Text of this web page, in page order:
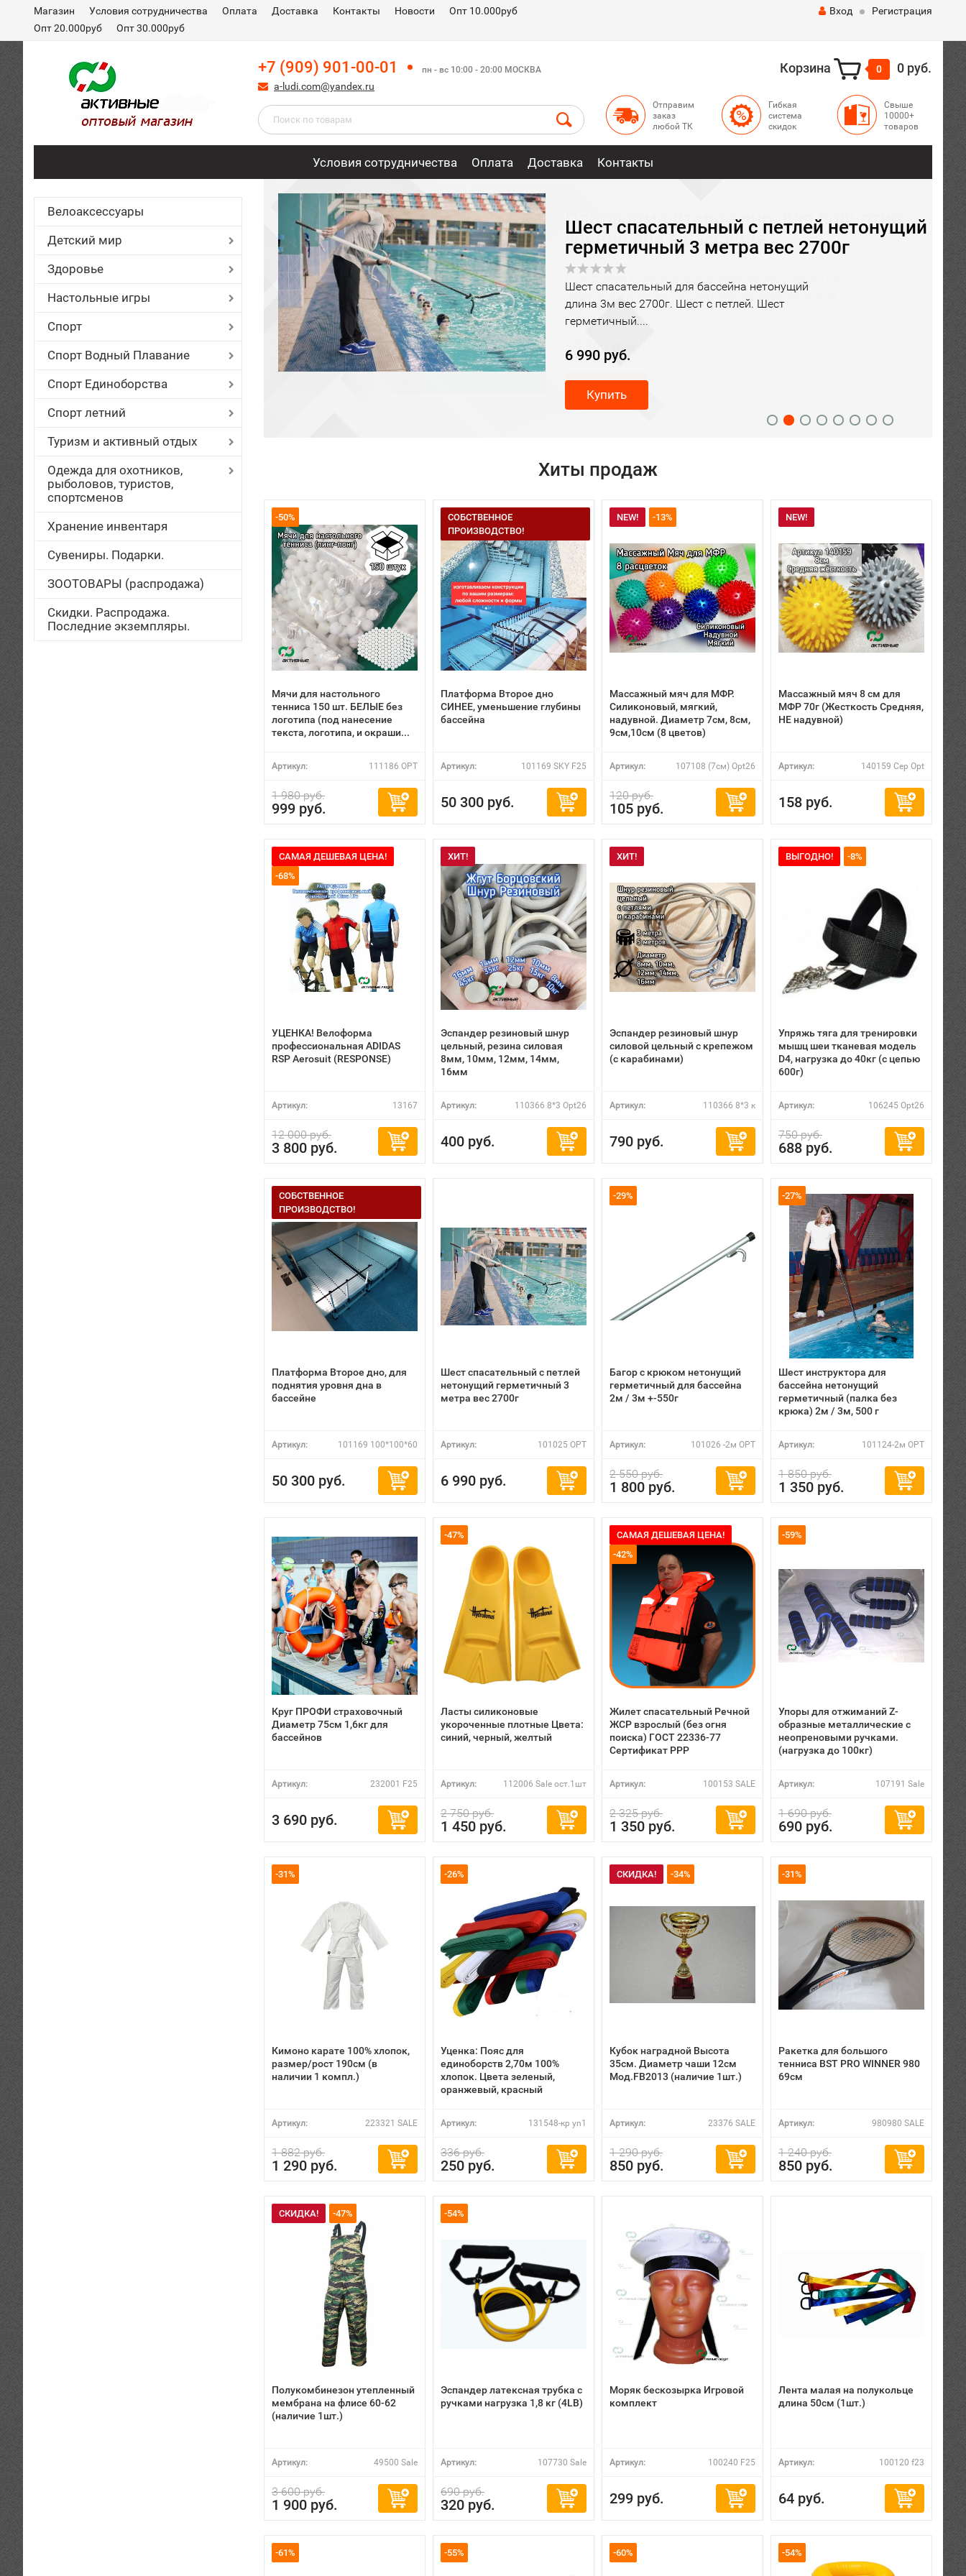
Магазин Условия сотрудничества Оплата Доставка Контакты Новости
Опт 10.000руб
Опт 20.000руб
Опт 30.000руб
Вход Регистрация
+7 (909) 901-00-01 пн - вс 10:00 - 20:00 МОСКВА
a-ludi.com@yandex.ru
Корзина 0 0 руб.
Отправим
заказ
любой ТК
Гибкая
система
скидок
Свыше
10000+
товаров
Условия сотрудничества Оплата Доставка Контакты
Велоаксессуары
Детский мир
Здоровье
Настольные игры
Спорт
Спорт Водный Плавание
Спорт Единоборства
Спорт летний
Туризм и активный отдых
Одежда для охотников,
рыболовов, туристов,
спортсменов
Хранение инвентаря
Сувениры. Подарки.
ЗООТОВАРЫ (распродажа)
Скидки. Распродажа.
Последние экземпляры.
3 метра вес 2700г
Шест с петлей. Шест
СОБСТВЕННОЕ ПРОИЗВОДСТВО!
Платформа Второе дно, для поднятия
уровня дна в бассейне
Платформа Второе дно, для безопасного поднятия
уровня дна в бассейне Платформа предназначена
для...
50 300 руб.
Хиты продаж
-50%
Мячи для настольного
тенниса 150 шт. БЕЛЫЕ без
логотипа (под нанесение
текста, логотипа, и окраши...
Артикул: 111186 OPT
1 980 руб.
999 руб.
СОБСТВЕННОЕ
ПРОИЗВОДСТВО!
Платформа Второе дно
СИНЕЕ, уменьшение глубины
бассейна
Артикул: 101169 SKY F25
50 300 руб.
NEW! -13%
Массажный мяч для МФР.
Силиконовый, мягкий,
надувной. Диаметр 7см, 8см,
9см,10см (8 цветов)
Артикул: 107108 (7см) Opt26
120 руб.
105 руб.
NEW!
Массажный мяч 8 см для
МФР 70г (Жесткость Средняя,
НЕ надувной)
Артикул: 140159 Сер Opt
158 руб.
САМАЯ ДЕШЕВАЯ ЦЕНА!
-68%
УЦЕНКА! Велоформа
профессиональная ADIDAS
RSP Aerosuit (RESPONSE)
Артикул: 13167
12 000 руб.
3 800 руб.
ХИТ!
Эспандер резиновый шнур
цельный, резина силовая
8мм, 10мм, 12мм, 14мм,
16мм
Артикул: 110366 8*3 Opt26
400 руб.
ХИТ!
Эспандер резиновый шнур
силовой цельный с крепежом
(с карабинами)
Артикул: 110366 8*3 к
790 руб.
ВЫГОДНО! -8%
Упряжь тяга для тренировки
мышц шеи тканевая модель
D4, нагрузка до 40кг (с цепью
600г)
Артикул: 106245 Opt26
750 руб.
688 руб.
СОБСТВЕННОЕ
ПРОИЗВОДСТВО!
Платформа Второе дно, для
поднятия уровня дна в
бассейне
Артикул: 101169 100*100*60
50 300 руб.
Шест спасательный с петлей
нетонущий герметичный 3
метра вес 2700г
Артикул: 101025 OPT
6 990 руб.
-29%
Багор с крюком нетонущий
герметичный для бассейна
2м / 3м +-550г
Артикул: 101026 -2м OPT
2 550 руб.
1 800 руб.
-27%
Шест инструктора для
бассейна нетонущий
герметичный (палка без
крюка) 2м / 3м, 500 г
Артикул: 101124-2м OPT
1 850 руб.
1 350 руб.
Круг ПРОФИ страховочный
Диаметр 75см 1,6кг для
бассейнов
Артикул: 232001 F25
3 690 руб.
-47%
Ласты силиконовые
укороченные плотные Цвета:
синий, черный, желтый
Артикул: 112006 Sale ост.1шт
2 750 руб.
1 450 руб.
САМАЯ ДЕШЕВАЯ ЦЕНА!
-42%
Жилет спасательный Речной
ЖСР взрослый (без огня
поиска) ГОСТ 22336-77
Сертификат РРР
Артикул: 100153 SALE
2 325 руб.
1 350 руб.
-59%
Упоры для отжиманий Z-
образные металлические с
неопреновыми ручками.
(нагрузка до 100кг)
Артикул: 107191 Sale
1 690 руб.
690 руб.
-31%
Кимоно карате 100% хлопок,
размер/рост 190см (в
наличии 1 компл.)
Артикул: 223321 SALE
1 882 руб.
1 290 руб.
-26%
Уценка: Пояс для
единоборств 2,70м 100%
хлопок. Цвета зеленый,
оранжевый, красный
Артикул: 131548-кр yn1
336 руб.
250 руб.
СКИДКА! -34%
Кубок наградной Высота
35см. Диаметр чаши 12см
Мод.FB2013 (наличие 1шт.)
Артикул: 23376 SALE
1 290 руб.
850 руб.
-31%
Ракетка для большого
тенниса BST PRO WINNER 980
69см
Артикул: 980980 SALE
1 240 руб.
850 руб.
СКИДКА! -47%
Полукомбинезон утепленный
мембрана на флисе 60-62
(наличие 1шт.)
Артикул: 49500 Sale
3 600 руб.
1 900 руб.
-54%
Эспандер латексная трубка с
ручками нагрузка 1,8 кг (4LB)
Артикул: 107730 Sale
690 руб.
320 руб.
Моряк бескозырка Игровой
комплект
Артикул: 100240 F25
299 руб.
Лента малая на полукольце
длина 50см (1шт.)
Артикул: 100120 f23
64 руб.
-61% -55% -60% -54%